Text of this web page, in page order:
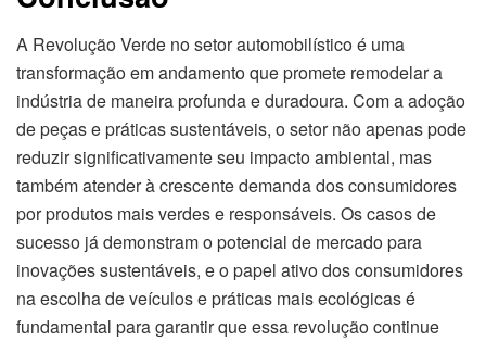
A Revolução Verde no setor automobilístico é uma
transformação em andamento que promete remodelar a
indústria de maneira profunda e duradoura. Com a adoção
de peças e práticas sustentáveis, o setor não apenas pode
reduzir significativamente seu impacto ambiental, mas
também atender à crescente demanda dos consumidores
por produtos mais verdes e responsáveis. Os casos de
sucesso já demonstram o potencial de mercado para
inovações sustentáveis, e o papel ativo dos consumidores
na escolha de veículos e práticas mais ecológicas é
fundamental para garantir que essa revolução continue